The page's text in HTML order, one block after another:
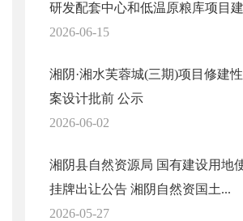
研发配套中心和低温原粮库项目
2026-06-15
湘阴·湘水芙蓉城(三期)项目修建
案设计批前 公示
2026-06-02
湘阴县自然资源局 国有建设用地
挂牌出让公告 湘阴自然资国土...
2026-05-27